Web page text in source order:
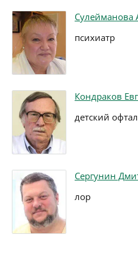
Сулейманова
психиатр
Кондраков
детский
Сергунин
лор